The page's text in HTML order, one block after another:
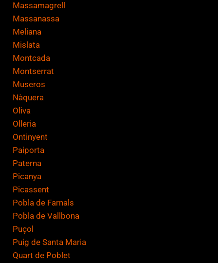
Massamagrell
Massanassa
Meliana
Mislata
Montcada
Montserrat
Museros
Nàquera
Oliva
Olleria
Ontinyent
Paiporta
Paterna
Picanya
Picassent
Pobla de Farnals
Pobla de Vallbona
Puçol
Puig de Santa Maria
Quart de Poblet